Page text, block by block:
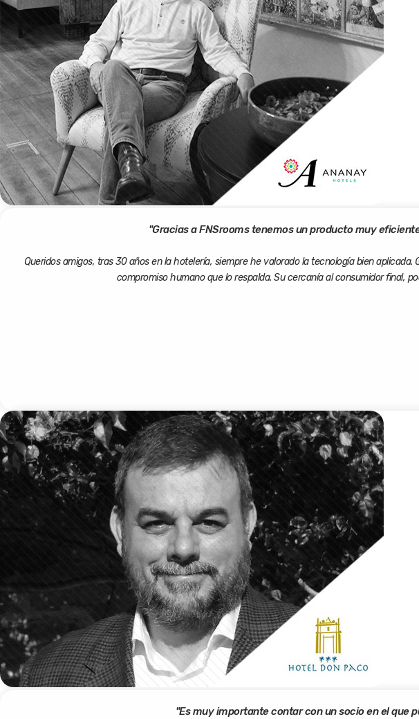
"Gracias a FNSrooms tenemos un producto muy
Queridos amigos, tras 30 años en la hotelería, siempre he valorado la tecnología bien
compromiso humano que lo respalda. Su cercanía al consumidor final,
"Es muy importante contar con un socio en el que